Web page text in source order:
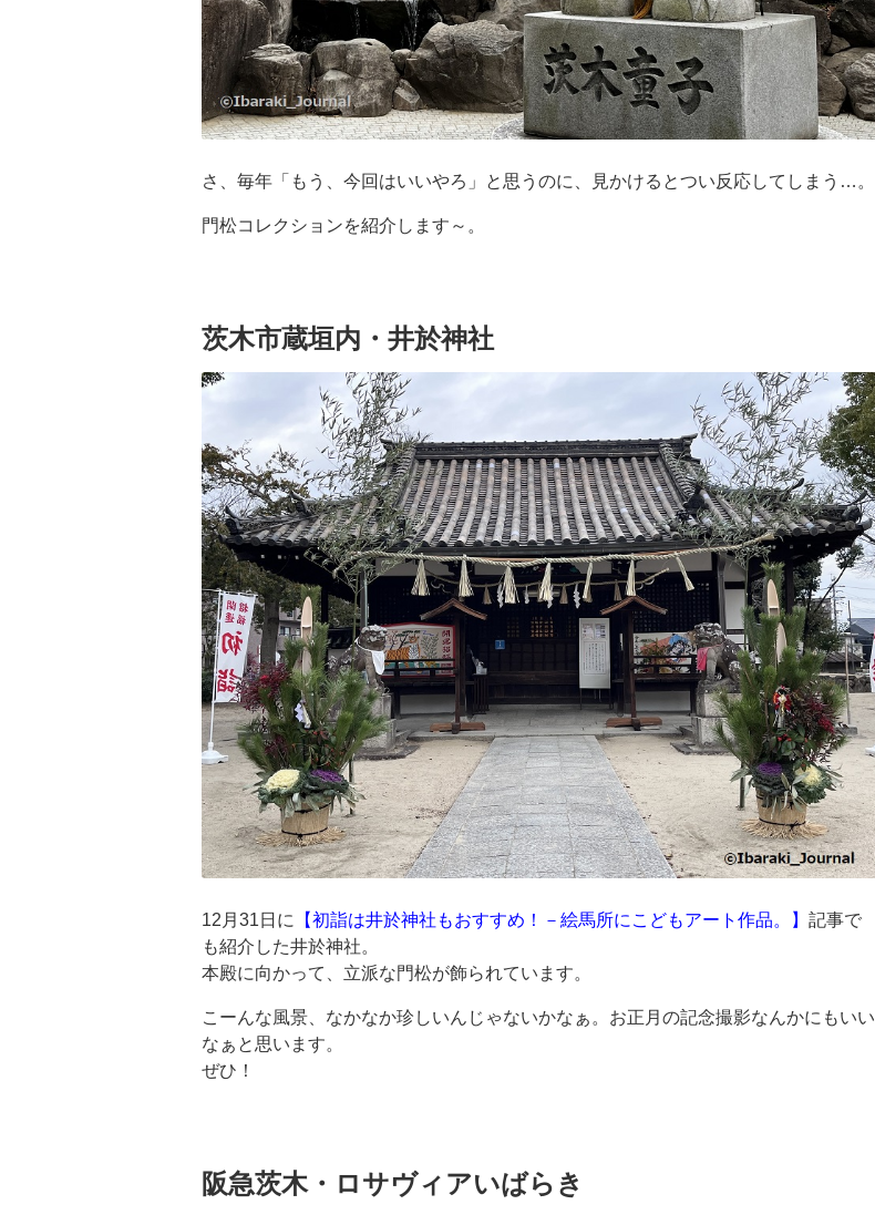
さ、毎年「もう、今回はいいやろ」と思うのに、見かけるとつい反応してしまう…。
門松コレクションを紹介します～。
茨木市蔵垣内・井於神社
12月31日に 【初詣は井於神社もおすすめ！－絵馬所にこどもアート作品。】 記事で
も紹介した井於神社。
本殿に向かって、立派な門松が飾られています。
こーんな風景、なかなか珍しいんじゃないかなぁ。お正月の記念撮影なんかにもいい
なぁと思います。
ぜひ！
阪急茨木・ロサヴィアいばらき